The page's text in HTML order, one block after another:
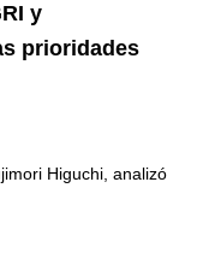
y
prioridades
Higuchi, analizó